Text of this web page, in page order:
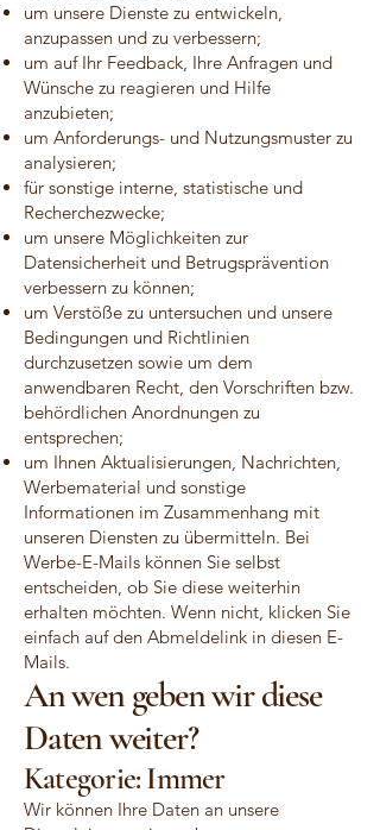
um unsere Dienste zu entwickeln,
anzupassen und zu verbessern;
um auf Ihr Feedback, Ihre Anfragen und
Wünsche zu reagieren und Hilfe
anzubieten;
um Anforderungs- und Nutzungsmuster zu
analysieren;
für sonstige interne, statistische und
Recherchezwecke;
um unsere Möglichkeiten zur
Datensicherheit und Betrugsprävention
verbessern zu können;
um Verstöße zu untersuchen und unsere
Bedingungen und Richtlinien
durchzusetzen sowie um dem
anwendbaren Recht, den Vorschriften bzw.
behördlichen Anordnungen zu
entsprechen;
um Ihnen Aktualisierungen, Nachrichten,
Werbematerial und sonstige
Informationen im Zusammenhang mit
unseren Diensten zu übermitteln. Bei
Werbe-E-Mails können Sie selbst
entscheiden, ob Sie diese weiterhin
erhalten möchten. Wenn nicht, klicken Sie
einfach auf den Abmeldelink in diesen E-
Mails.
An wen geben wir diese
Daten weiter?
Kategorie: Immer
Wir können Ihre Daten an unsere